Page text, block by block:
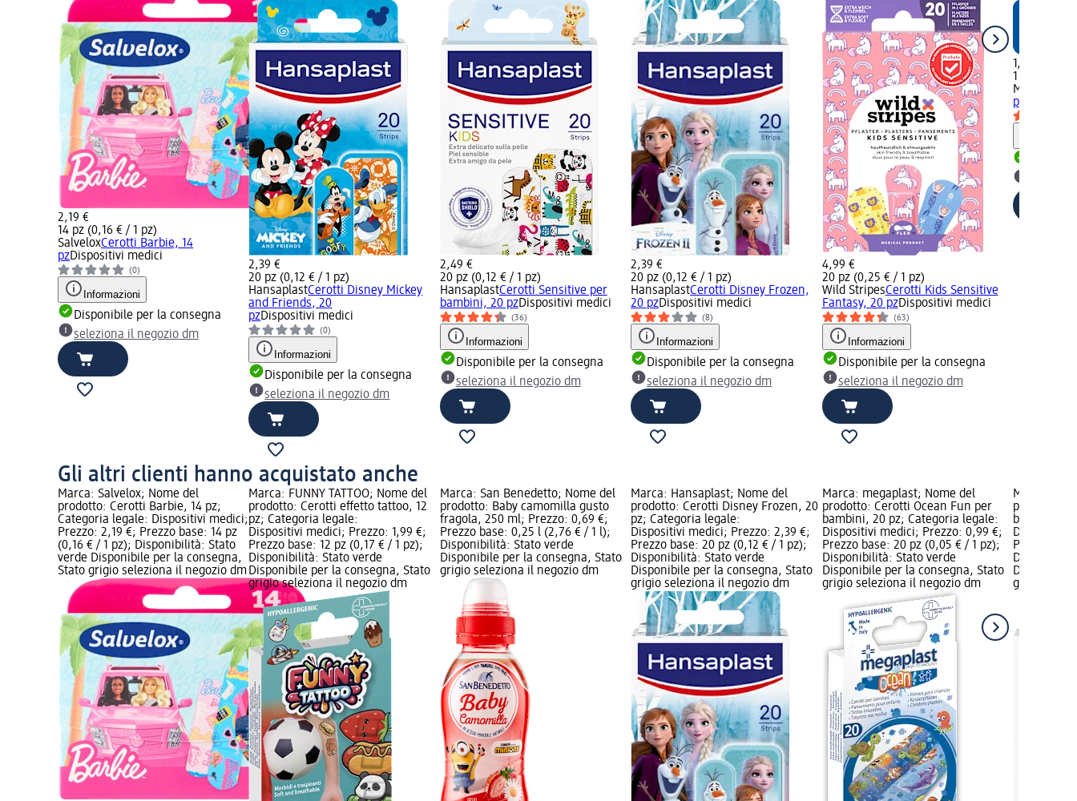
2,19 €
14 pz (0,16 € / 1 pz)
SalveloxCerotti Barbie, 14
pzDispositivi medici
(0)
Informazioni
Disponibile per la consegna
seleziona il negozio dm
2,39 €
20 pz (0,12 € / 1 pz)
HansaplastCerotti Disney Mickey
and Friends, 20
pzDispositivi medici
(0)
Informazioni
Disponibile per la consegna
seleziona il negozio dm
2,49 €
20 pz (0,12 € / 1 pz)
HansaplastCerotti Sensitive per
bambini, 20 pzDispositivi medici
(36)
Informazioni
Disponibile per la consegna
seleziona il negozio dm
2,39 €
20 pz (0,12 € / 1 pz)
HansaplastCerotti Disney Frozen,
20 pzDispositivi medici
(8)
Informazioni
Disponibile per la consegna
seleziona il negozio dm
4,99 €
20 pz (0,25 € / 1 pz)
Wild StripesCerotti Kids Sensitive
Fantasy, 20 pzDispositivi medici
(63)
Informazioni
Disponibile per la consegna
seleziona il negozio dm
1,99 €
1 pz (1,99 €
Mivolis
pz
Gli altri clienti hanno acquistato anche
Marca: Salvelox; Nome del
prodotto: Cerotti Barbie, 14 pz;
Categoria legale: Dispositivi medici;
Prezzo: 2,19 €; Prezzo base: 14 pz
(0,16 € / 1 pz); Disponibilità: Stato
verde Disponibile per la consegna,
Stato grigio seleziona il negozio dm
Marca: FUNNY TATTOO; Nome del
prodotto: Cerotti effetto tattoo, 12
pz; Categoria legale:
Dispositivi medici; Prezzo: 1,99 €;
Prezzo base: 12 pz (0,17 € / 1 pz);
Disponibilità: Stato verde
Disponibile per la consegna, Stato
grigio seleziona il negozio dm
Marca: San Benedetto; Nome del
prodotto: Baby camomilla gusto
fragola, 250 ml; Prezzo: 0,69 €;
Prezzo base: 0,25 l (2,76 € / 1 l);
Disponibilità: Stato verde
Disponibile per la consegna, Stato
grigio seleziona il negozio dm
Marca: Hansaplast; Nome del
prodotto: Cerotti Disney Frozen, 20
pz; Categoria legale:
Dispositivi medici; Prezzo: 2,39 €;
Prezzo base: 20 pz (0,12 € / 1 pz);
Disponibilità: Stato verde
Disponibile per la consegna, Stato
grigio seleziona il negozio dm
Marca: megaplast; Nome del
prodotto: Cerotti Ocean Fun per
bambini, 20 pz; Categoria legale:
Dispositivi medici; Prezzo: 0,99 €;
Prezzo base: 20 pz (0,05 € / 1 pz);
Disponibilità: Stato verde
Disponibile per la consegna, Stato
grigio seleziona il negozio dm
Marca:
prodotto:
bambini,
Dispositivi
Prezzo
Disponibile
grigio